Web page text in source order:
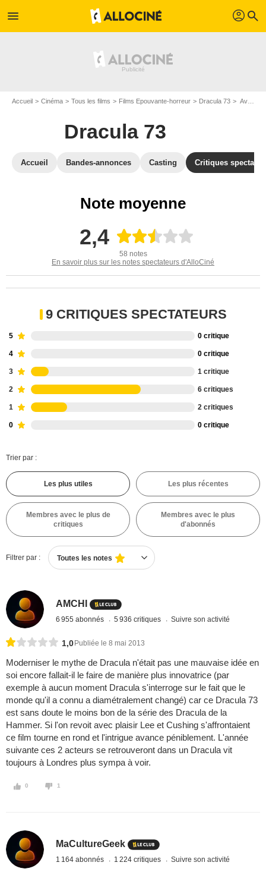
menu profil search
Accueil Cinéma Tous les films Films Epouvante-horreur Dracula 73 Avis sur Dracula 73
Dracula 73
Accueil Bandes-annonces Casting Critiques
Note moyenne
2,4
58 notes
En savoir plus sur les notes spectateurs d'AlloCiné
9 CRITIQUES SPECTATEURS
5 0 critique
4 0 critique
3 1 critique
2 6 critiques
1 2 critiques
0 0 critique
Trier par :
Les plus utiles Les plus récentes
Membres avec le plus de
critiques
Membres avec le plus
d'abonnés
Filtrer par : Toutes les notes
AMCHI
6 955 abonnés 5 936 critiques Suivre son activité
1,0 Publiée le 8 mai 2013
Moderniser le mythe de Dracula n'était pas une mauvaise idée en
soi encore fallait-il le faire de manière plus innovatrice (par
exemple à aucun moment Dracula s'interroge sur le fait que le
monde qu'il a connu a diamétralement changé) car ce Dracula 73
est sans doute le moins bon de la série des Dracula de la
Hammer. Si l'on revoit avec plaisir Lee et Cushing s'affrontaient
ce film tourne en rond et l'intrigue avance péniblement. L'année
suivante ces 2 acteurs se retrouveront dans un Dracula vit
toujours à Londres plus sympa à voir.
0 1
MaCultureGeek
1 164 abonnés 1 224 critiques Suivre son activité